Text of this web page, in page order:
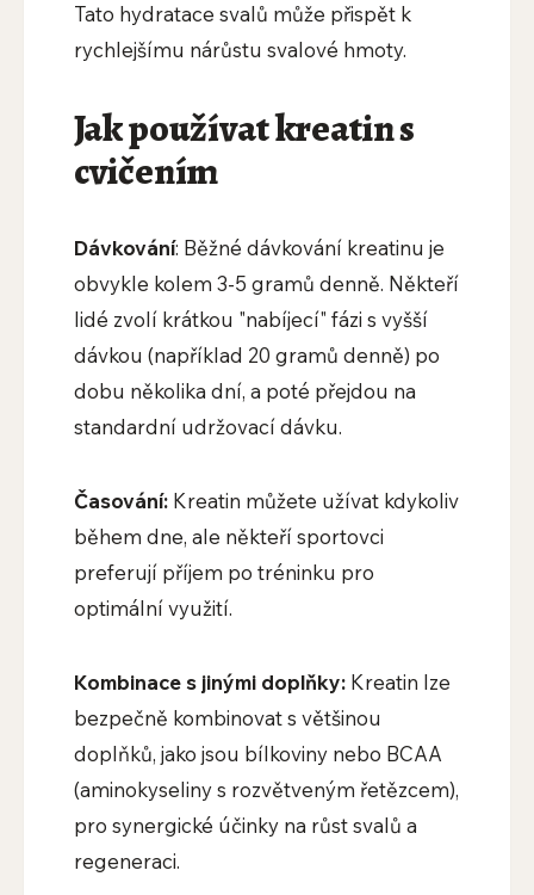
Tato hydratace svalů může přispět k
rychlejšímu nárůstu svalové hmoty.
Jak používat kreatin s
cvičením
Dávkování: Běžné dávkování kreatinu je
obvykle kolem 3-5 gramů denně. Někteří
lidé zvolí krátkou "nabíjecí" fázi s vyšší
dávkou (například 20 gramů denně) po
dobu několika dní, a poté přejdou na
standardní udržovací dávku.
Časování:Kreatin můžete užívat kdykoliv
během dne, ale někteří sportovci
preferují příjem po tréninku pro
optimální využití.
Kombinace s jinými doplňky:Kreatin lze
bezpečně kombinovat s většinou
doplňků, jako jsou bílkoviny nebo BCAA
(aminokyseliny s rozvětveným řetězcem),
pro synergické účinky na růst svalů a
regeneraci.